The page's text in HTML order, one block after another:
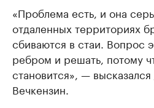
«Проблема есть, и она
отдаленных территориях
сбиваются в стаи. Вопрос
ребром и решать, потому
становится», —
Вечкензин.